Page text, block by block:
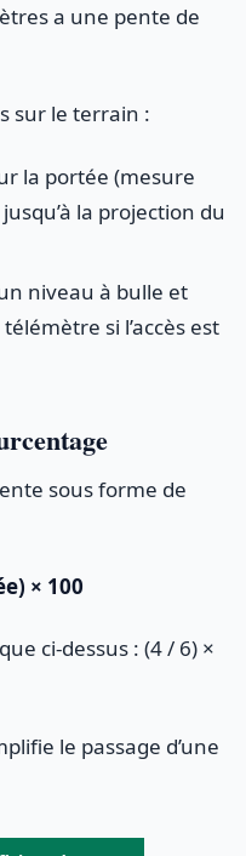
a une pente de
sur le terrain :
la portée (mesure
la projection du
niveau à bulle et
si l’accès est
sous forme de
× 100
ci-dessus : (4 / 6) ×
le passage d’une